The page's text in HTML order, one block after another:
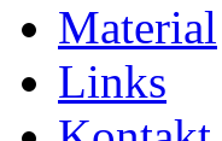
Material
Links